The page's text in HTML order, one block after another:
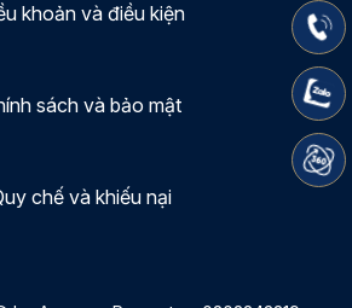
khoản và điều kiện
sách và bảo mật
chế và khiếu nại